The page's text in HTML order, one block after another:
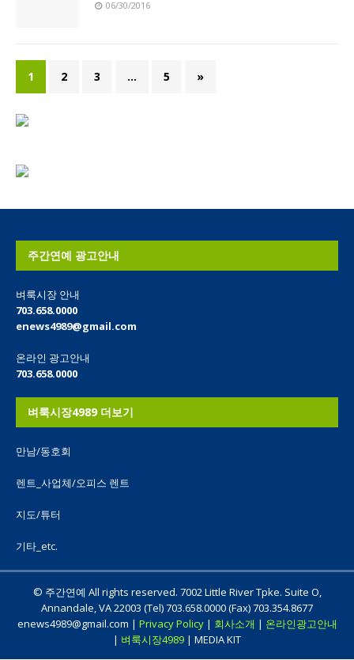
06/30/2016
1 2 3 … 5 »
주간연예 광고안내
벼룩시장 안내
703.658.0000
enews4989@gmail.com
온라인 광고안내
703.658.0000
벼룩시장4989 더보기
만남/동호회
렌트_사업체/오피스 렌트
지도/튜터
기타_etc.
© 주간연예 All rights reserved. 7002 Little River Tpke. Suite O,
Annandale, VA 22003 (Tel) 703.658.0000 (Fax) 703.354.8677
enews4989@gmail.com | Privacy Policy| 회사소개 | 온라인광고안내
| 벼룩시장4989 | MEDIA KIT